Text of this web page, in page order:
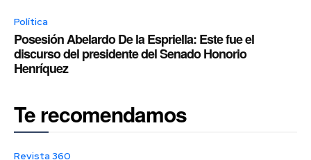
Política
Posesión Abelardo De la Espriella: Este fue el
discurso del presidente del Senado Honorio
Henríquez
Te recomendamos
Revista 360